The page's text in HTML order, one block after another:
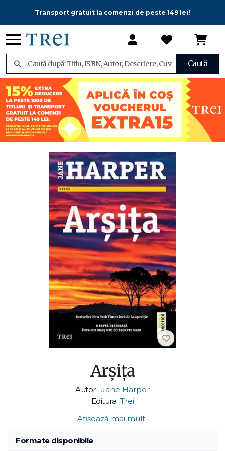
Transport gratuit la comenzi de peste 149 lei!
Caută
Arșița
Autor : Jane Harper
Editura: Trei
Afișează mai mult
Formate disponibile